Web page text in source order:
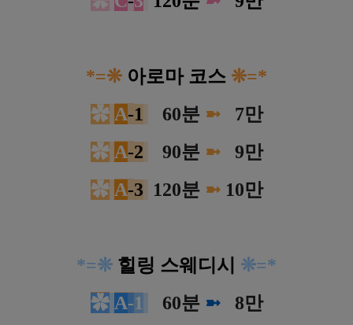
*=❊ 아로마 코스 ❊=*
✿ A-1 60분 ➼
7만
✿ A-2 90분 ➼
9만
✿ A-3 120분 ➼10만
*=❊ 힐링 스웨디시 ❊=*
✿ A-1 60분 ➼
8만